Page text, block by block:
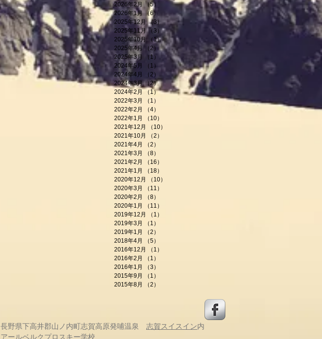
2026年2月 （5）
5件の記事
2026年1月
（6）
6件の記事
2025年12月 （3） 3件の記事
2025年11月 （3）3件の記事
2025年10月
（1）1件の記事
2025年4月 （2） 2件の記事
2025年3月
（1） 1件の記事
2024年5月
（1）
1件の記事
2024年4月
（2）
2件の記事
2024年3月 （2）2件の記事
2024年2月 （1）1件の記事
2022年3月
（1）
2022年2月
（4）
2022年1月
（10）
2021年12月
（10）
2021年10月
（2）
2021年4月
（2）
2021年3月
（8）
2021年2月
（16）
2021年1月
（18）
2020年12月
（10）
2020年3月
（11）
2020年2月
（8）
2020年1月
（11）
2019年12月
（1）
2019年3月
（1）
2019年1月
（2）
2018年4月
（5）
2016年12月
（1）
2016年2月
（1）
2016年1月
（3）
2015年9月
（1）
2015年8月
（2）
長野県下高井郡山ノ内町志賀高原発哺温泉 志賀スイスイン内
アールベルクプロスキー学校